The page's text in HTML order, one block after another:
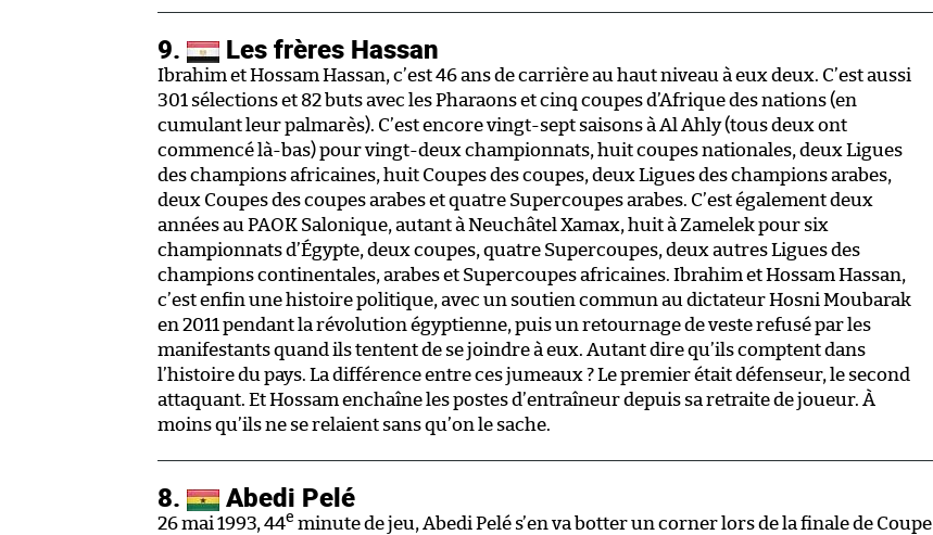
9. Les frères Hassan
Ibrahim et Hossam Hassan, c’est 46 ans de carrière au haut niveau à eux deux. C’est aussi
301 sélections et 82 buts avec les Pharaons et cinq coupes d’Afrique des nations (en
cumulant leur palmarès). C’est encore vingt-sept saisons à Al Ahly (tous deux ont
commencé là-bas) pour vingt-deux championnats, huit coupes nationales, deux Ligues
des champions africaines, huit Coupes des coupes, deux Ligues des champions arabes,
deux Coupes des coupes arabes et quatre Supercoupes arabes. C’est également deux
années au PAOK Salonique, autant à Neuchâtel Xamax, huit à Zamelek pour six
championnats d’Égypte, deux coupes, quatre Supercoupes, deux autres Ligues des
champions continentales, arabes et Supercoupes africaines. Ibrahim et Hossam Hassan,
c’est enfin une histoire politique, avec un soutien commun au dictateur Hosni Moubarak
en 2011 pendant la révolution égyptienne, puis un retournage de veste refusé par les
manifestants quand ils tentent de se joindre à eux. Autant dire qu’ils comptent dans
l’histoire du pays. La différence entre ces jumeaux ? Le premier était défenseur, le second
attaquant. Et Hossam enchaîne les postes d’entraîneur depuis sa retraite de joueur. À
moins qu’ils ne se relaient sans qu’on le sache.
8. Abedi Pelé
26 mai 1993, 44e minute de jeu, Abedi Pelé s’en va botter un corner lors de la finale de Coupe